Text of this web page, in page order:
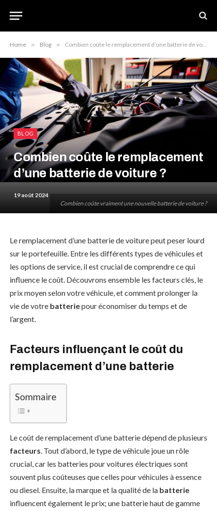
Home » Blog » Combien coûte le remplacement d’une batterie de voiture ?
Combien coûte vraiment une nouvelle batterie de voiture ?
BLOG
Combien coûte le remplacement
d’une batterie de voiture ?
19 août 2024
Le remplacement d’une batterie de voiture peut peser lourd
sur le portefeuille. Entre les différents types de véhicules et
les options de service, il est crucial de comprendre ce qui
influence le coût. Découvrons ensemble les facteurs clés, le
prix moyen selon votre véhicule, et comment prolonger la
vie de votre batteriepour économiser du temps et de
l’argent.
Facteurs influençant le coût du
remplacement d’une batterie
Sommaire
Le coût de remplacement d’une batterie dépend de plusieurs
facteurs. Tout d’abord, le type de véhicule joue un rôle
crucial, car les batteries pour voitures électriques sont
souvent plus coûteuses que celles pour véhicules à essence
ou diesel. Ensuite, la marque et la qualité de la batterie
influencent également le prix; une batterie haut de gamme